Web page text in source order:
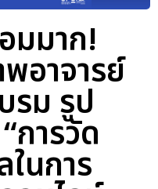
มมาก!
อาจารย์
รม รูป
การวัด
ในการ